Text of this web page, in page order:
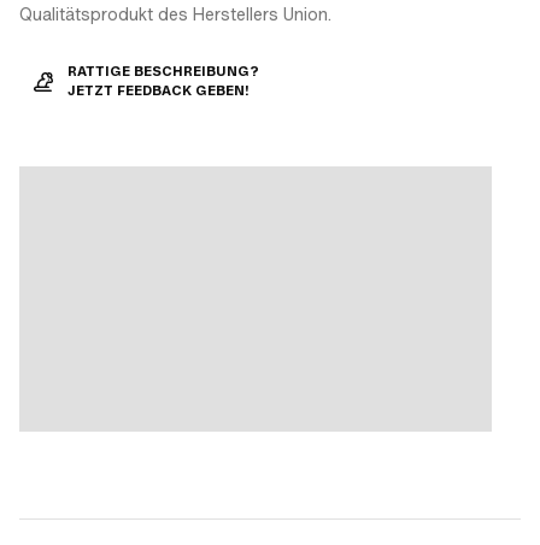
Qualitätsprodukt des Herstellers Union.
RATTIGE BESCHREIBUNG?
JETZT FEEDBACK GEBEN!